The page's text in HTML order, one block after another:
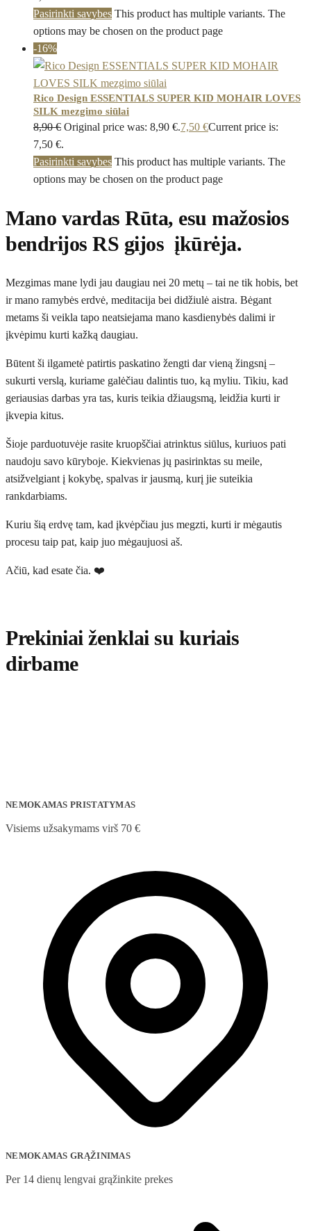
Pasirinkti savybes This product has multiple variants. The
options may be chosen on the product page
-16%
Rico Design ESSENTIALS SUPER KID MOHAIR LOVES
SILK mezgimo siūlai
8,90€ Original price was: 8,90 €.7,50 €Current price is:
7,50 €.
Pasirinkti savybes This product has multiple variants. The
options may be chosen on the product page
Mano vardas Rūta, esu mažosios
bendrijos RS gijos įkūrėja.
Mezgimas mane lydi jau daugiau nei 20 metų – tai ne tik hobis, bet
ir mano ramybės erdvė, meditacija bei didžiulė aistra. Bėgant
metams ši veikla tapo neatsiejama mano kasdienybės dalimi ir
įkvėpimu kurti kažką daugiau.
Būtent ši ilgametė patirtis paskatino žengti dar vieną žingsnį –
sukurti verslą, kuriame galėčiau dalintis tuo, ką myliu. Tikiu, kad
geriausias darbas yra tas, kuris teikia džiaugsmą, leidžia kurti ir
įkvepia kitus.
Šioje parduotuvėje rasite kruopščiai atrinktus siūlus, kuriuos pati
naudoju savo kūryboje. Kiekvienas jų pasirinktas su meile,
atsižvelgiant į kokybę, spalvas ir jausmą, kurį jie suteikia
rankdarbiams.
Kuriu šią erdvę tam, kad įkvėpčiau jus megzti, kurti ir mėgautis
procesu taip pat, kaip juo mėgaujuosi aš.
Ačiū, kad esate čia. ❤️
Prekiniai ženklai su kuriais
dirbame
NEMOKAMAS PRISTATYMAS
Visiems užsakymams virš 70 €
NEMOKAMAS GRĄŽINIMAS
Per 14 dienų lengvai grąžinkite prekes